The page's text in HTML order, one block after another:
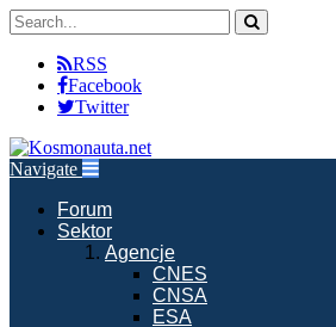
RSS
Facebook
Twitter
Navigate
Forum
Sektor
Agencje
CNES
CNSA
ESA